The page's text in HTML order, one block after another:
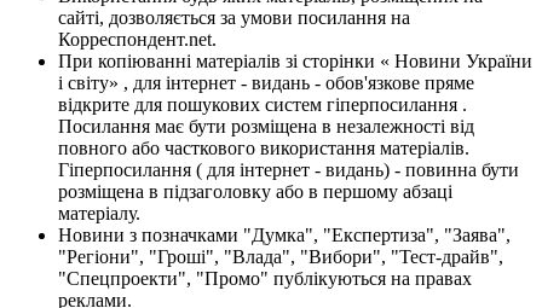
сайті, дозволяється за умови посилання на
Корреспондент.net.
При копіюванні матеріалів зі сторінки « Новини України
і світу» , для інтернет - видань - обов'язкове пряме
відкрите для пошукових систем гіперпосилання .
Посилання має бути розміщена в незалежності від
повного або часткового використання матеріалів.
Гіперпосилання ( для інтернет - видань) - повинна бути
розміщена в підзаголовку або в першому абзаці
матеріалу.
Новини з позначками "Думка", "Експертиза", "Заява",
"Регіони", "Гроші", "Влада", "Вибори", "Тест-драйв",
"Спецпроекти", "Промо" публікуються на правах
реклами.